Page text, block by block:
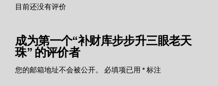
目前还没有评价
成为第一个“补财库步步升三眼老天
珠” 的评价者
您的邮箱地址不会被公开。 必填项已用*标注